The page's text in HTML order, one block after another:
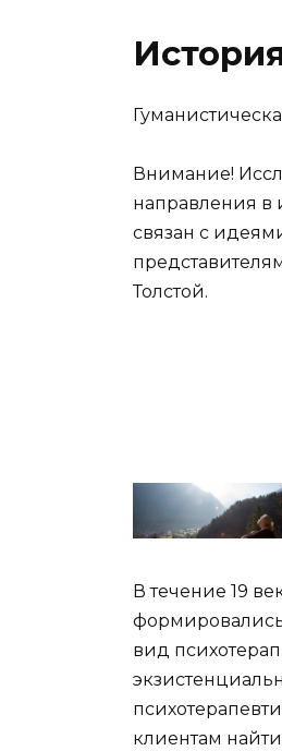
Внимание!
направления в
связан с
Толстой.
В течение 19
формировались
вид
клиентам